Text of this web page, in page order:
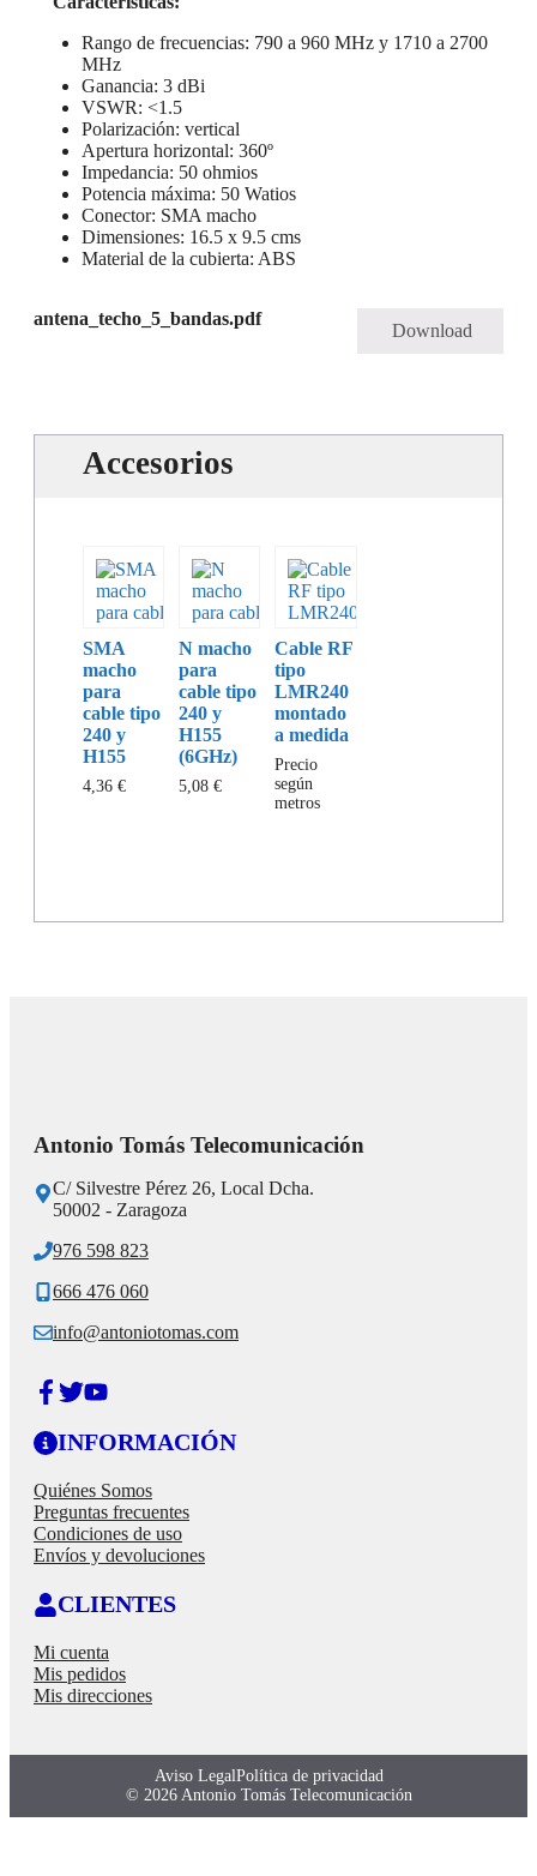
Rango de frecuencias: 790 a 960 MHz y 1710 a 2700
MHz
Ganancia: 3 dBi
VSWR: <1.5
Polarización: vertical
Apertura horizontal: 360º
Impedancia: 50 ohmios
Potencia máxima: 50 Watios
Conector: SMA macho
Dimensiones: 16.5 x 9.5 cms
Material de la cubierta: ABS
antena_techo_5_bandas.pdf
Download
Accesorios
SMA
macho
para
cable tipo
240 y
H155
4,36 €
N macho
para
cable tipo
240 y
H155
(6GHz)
5,08€
Cable RF
tipo
LMR240
montado
a medida
Precio
según
metros
Antonio Tomás Telecomunicación
C/ Silvestre Pérez 26, Local Dcha.
50002 - Zaragoza
976 598 823
666 476 060
info@antoniotomas.com
INFORMACIÓN
Quiénes Somos
Preguntas frecuentes
Condiciones de uso
Envíos y devoluciones
CLIENTES
Mi cuenta
Mis pedidos
Mis direcciones
© 2026 Antonio Tomás Telecomunicación
Aviso LegalPolítica de privacidad